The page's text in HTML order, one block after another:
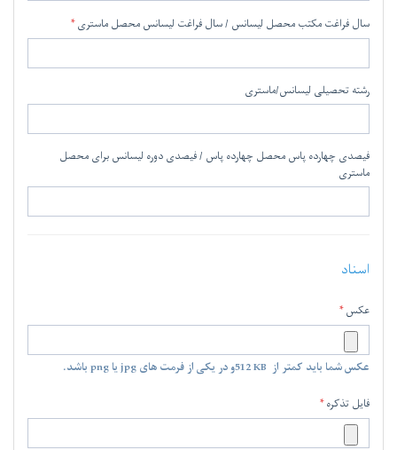
سال فراغت مکتب محصل لیسانس / سال فراغت لیسانس محصل ماستری
رشته تحصیلی لیسانس/ماستری
فیصدی چهارده پاس محصل چهارده پاس / فیصدی دوره لیسانس برای محصل
ماستری
اسناد
عکس
عکس شما باید کمتر از 512 KBو در یکی از فرمت های jpg یا png باشد.
فایل تذکره